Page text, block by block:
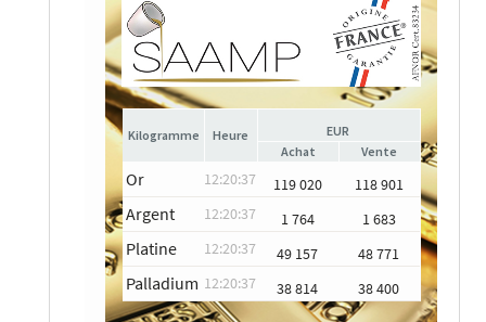
Heure
EUR
Achat
Vente
Or 12:20:37 119 020 118 901
Argent 12:20:37 1 764 1 683
Platine 12:20:37 49 157 48 771
Palladium 12:20:37 38 814 38 400